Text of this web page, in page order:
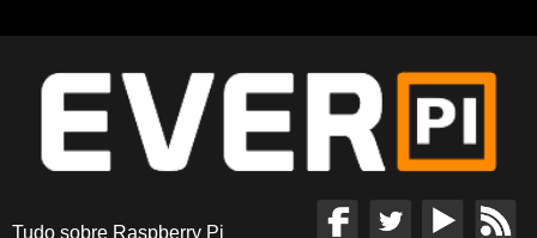
Tudo sobre Raspberry Pi